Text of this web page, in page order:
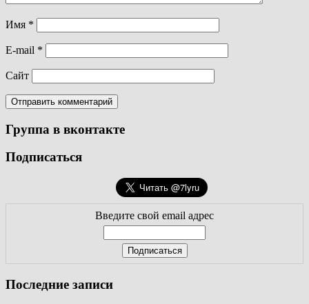
Имя *
E-mail *
Сайт
Группа в вконтакте
Подписаться
Введите свой email адрес
Последние записи